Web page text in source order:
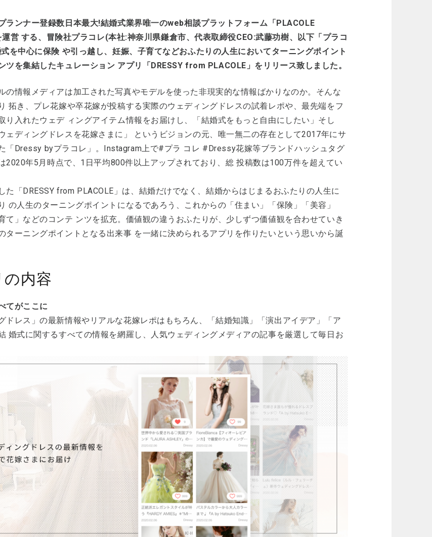
ランナー登録数日本最大!結婚式業界唯一のweb相談プラットフォーム「PLACOLE
運営 する、冒険社プラコレ(本社:神奈川県鎌倉市、代表取締役CEO:武藤功樹、以下「プラコ
を中心に保険 や引っ越し、妊娠、子育てなどおふたりの人生においてターニングポイント
ツを集結したキュレーション アプリ「DRESSY from PLACOLE」をリリース致しました。
の情報メディアは加工された写真やモデルを使った非現実的な情報ばかりなのか。そんな
拓き、プレ花嫁や卒花嫁が投稿する実際のウェディングドレスの試着レポや、最先端をフ
り入れたウェデ ィングアイテム情報をお届けし、「結婚式をもっと自由にしたい」そし
ェディングドレスを花嫁さまに」 というビジョンの元、唯一無二の存在として2017年にサ
「Dressy byプラコレ」。Instagram上で#プラ コレ #Dressy花嫁等ブランドハッシュタグ
2020年5月時点で、1日平均800件以上アップされており、総 投稿数は100万件を超えてい
た「DRESSY from PLACOLE」は、結婚だけでなく、結婚からはじまるおふたりの人生に
の人生のターニングポイントになるであろう、これからの「住まい」「保険」「美容」
て」などのコンテ ンツを拡充。価値観の違うおふたりが、少しずつ価値観を合わせていき
ターニングポイントとなる出来事 を一緒に決められるアプリを作りたいという思いから誕
内容
てがここに
ドレス」の最新情報やリアルな花嫁レポはもちろん、「結婚知識」「演出アイデア」「ア
婚式に関するすべての情報を網羅し、人気ウェディングメディアの記事を厳選して毎日お